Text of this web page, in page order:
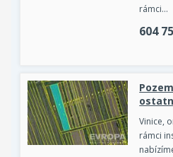
rámci…
604
Vinice,
rámci